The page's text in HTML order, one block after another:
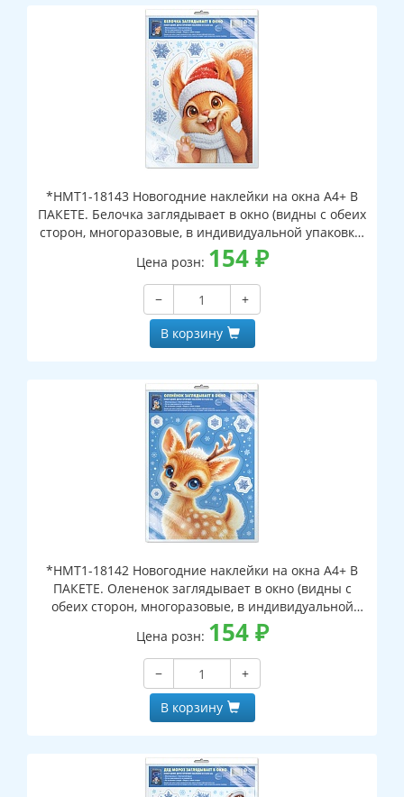
*НМТ1-18143 Новогодние наклейки на окна А4+ В
ПАКЕТЕ. Белочка заглядывает в окно (видны с обеих
сторон, многоразовые, в индивидуальной упаковке,
с европодвесом и клеевым клапаном)
Цена розн: 154₽
−
+
В корзину
*НМТ1-18142 Новогодние наклейки на окна А4+ В
ПАКЕТЕ. Олененок заглядывает в окно (видны с
обеих сторон, многоразовые, в индивидуальной
упаковке, с европодвесом и клеевым клапаном)
Цена розн: 154₽
−
+
В корзину